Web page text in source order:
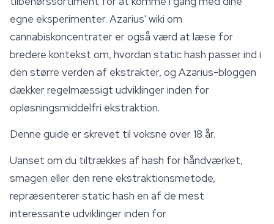
egne eksperimenter. Azarius' wiki om
cannabiskoncentrater er også værd at læse for
bredere kontekst om, hvordan static hash passer ind i
den større verden af ekstrakter, og Azarius-bloggen
dækker regelmæssigt udviklinger inden for
opløsningsmiddelfri ekstraktion.
Denne guide er skrevet til voksne over 18 år.
Uanset om du tiltrækkes af hash for håndværket,
smagen eller den rene ekstraktionsmetode,
repræsenterer static hash en af de mest
interessante udviklinger inden for